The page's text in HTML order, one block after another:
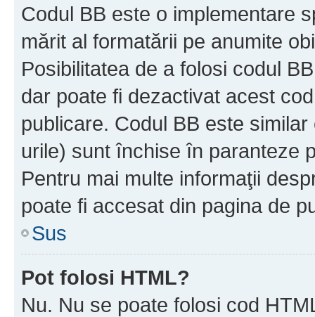
Codul BB este o implementare
mărit al formatării pe anumite
Posibilitatea de a folosi codul
dar poate fi dezactivat acest
publicare. Codul BB este
urile) sunt închise în paranteze
Pentru mai multe informaţii
poate fi accesat din pagina de
Sus
Pot folosi HTML?
Nu. Nu se poate folosi cod